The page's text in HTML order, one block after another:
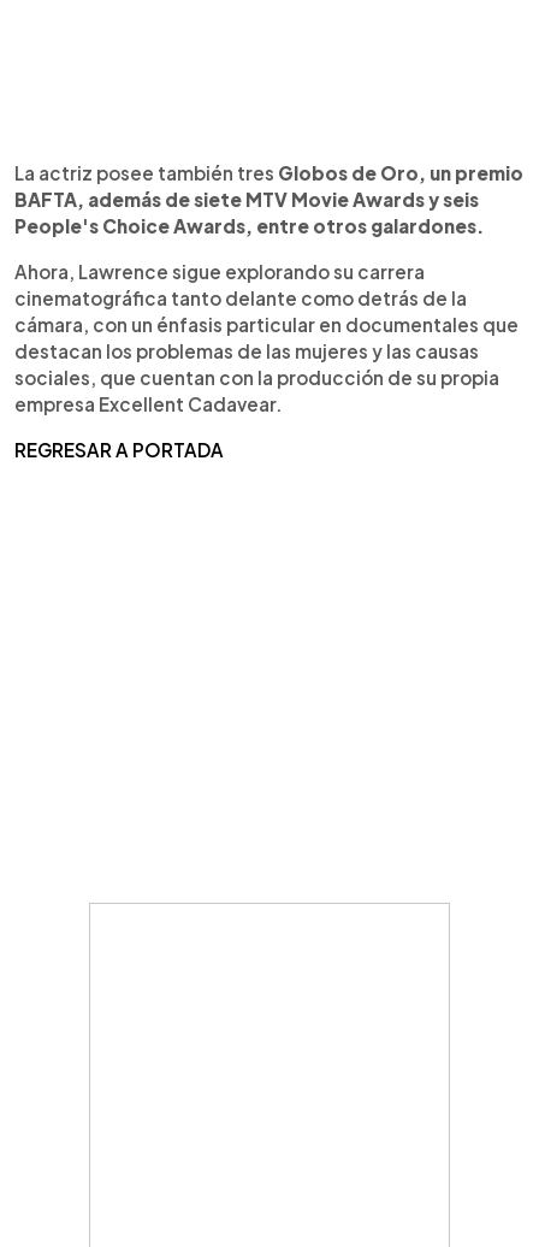
La actriz posee también tres Globos de Oro, un premio
BAFTA, además de siete MTV Movie Awards y seis
People's Choice Awards, entre otros galardones.
Ahora, Lawrence sigue explorando su carrera
cinematográfica tanto delante como detrás de la
cámara, con un énfasis particular en documentales que
destacan los problemas de las mujeres y las causas
sociales, que cuentan con la producción de su propia
empresa Excellent Cadavear.
REGRESAR A PORTADA